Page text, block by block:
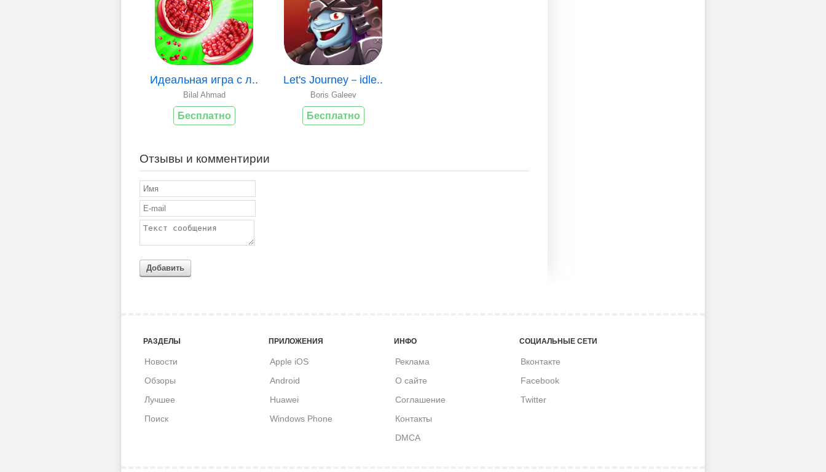
Идеальная игра с л..
Bilal Ahmad
Бесплатно
Let's Journey－idle..
Boris Galeev
Бесплатно
Отзывы и комментирии
Добавить
РАЗДЕЛЫ
Новости
Обзоры
Лучшее
Поиск
ПРИЛОЖЕНИЯ
Apple iOS
Android
Huawei
Windows Phone
ИНФО
Реклама
О сайте
Соглашение
Контакты
DMCA
СОЦИАЛЬНЫЕ СЕТИ
Вконтакте
Facebook
Twitter